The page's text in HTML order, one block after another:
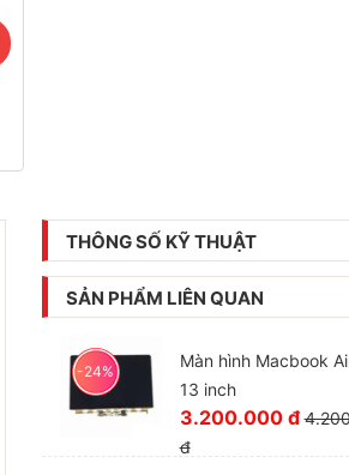
THÔNG SỐ KỸ THUẬT
SẢN PHẨM LIÊN QUAN
-24%
Màn hình Macbook
13 inch
3.200.000 đ
đ